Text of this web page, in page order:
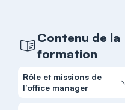
Contenu de la
formation
Rôle et missions de
l’office manager